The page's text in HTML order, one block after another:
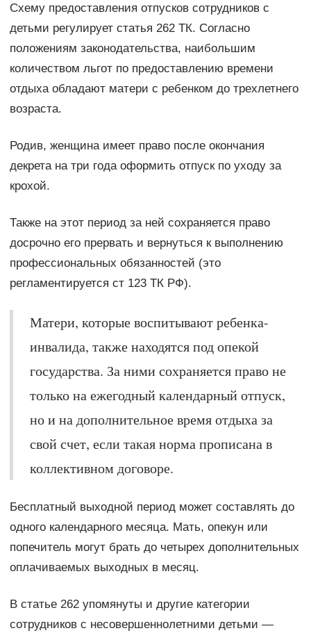
Схему предоставления отпусков сотрудников с
детьми регулирует статья 262 ТК. Согласно
положениям законодательства, наибольшим
количеством льгот по предоставлению времени
отдыха обладают матери с ребенком до трехлетнего
возраста.
Родив, женщина имеет право после окончания
декрета на три года оформить отпуск по уходу за
крохой.
Также на этот период за ней сохраняется право
досрочно его прервать и вернуться к выполнению
профессиональных обязанностей (это
регламентируется ст 123 ТК РФ).
Матери, которые воспитывают ребенка-
инвалида, также находятся под опекой
государства. За ними сохраняется право не
только на ежегодный календарный отпуск,
но и на дополнительное время отдыха за
свой счет, если такая норма прописана в
коллективном договоре.
Бесплатный выходной период может составлять до
одного календарного месяца. Мать, опекун или
попечитель могут брать до четырех дополнительных
оплачиваемых выходных в месяц.
В статье 262 упомянуты и другие категории
сотрудников с несовершеннолетними детьми —